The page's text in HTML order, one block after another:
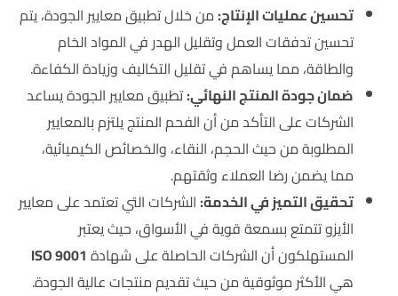
تحسين عمليات الإنتاج:من خلال تطبيق معايير الجودة، يتم
تحسين تدفقات العمل وتقليل الهدر في المواد الخام
والطاقة، مما يساهم في تقليل التكاليف وزيادة الكفاءة.
ضمان جودة المنتج النهائي:تطبيق معايير الجودة يساعد
الشركات على التأكد من أن الفحم المنتج يلتزم بالمعايير
المطلوبة من حيث الحجم، النقاء، والخصائص الكيميائية،
مما يضمن رضا العملاء وثقتهم.
تحقيق التميز في الخدمة:الشركات التي تعتمد على معايير
الأيزو تتمتع بسمعة قوية في الأسواق، حيث يعتبر
المستهلكون أن الشركات الحاصلة على شهادة ISO 9001
هي الأكثر موثوقية من حيث تقديم منتجات عالية الجودة.